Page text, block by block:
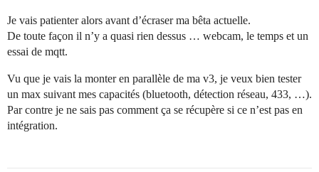
Je vais patienter alors avant d’écraser ma bêta actuelle.
De toute façon il n’y a quasi rien dessus … webcam, le temps et un
essai de mqtt.
Vu que je vais la monter en parallèle de ma v3, je veux bien tester
un max suivant mes capacités (bluetooth, détection réseau, 433, …).
Par contre je ne sais pas comment ça se récupère si ce n’est pas en
intégration.